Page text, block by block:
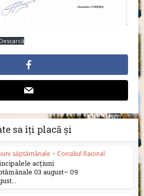
Descarcă
sa îți placă și
săptămânale • Consiliul Raional
acțiuni
03 august– 09